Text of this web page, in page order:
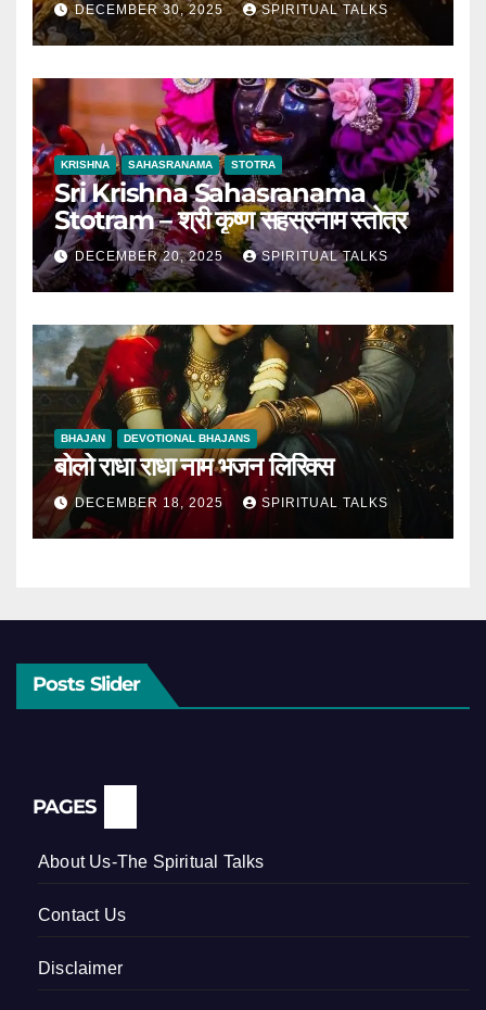
DECEMBER 30, 2025 SPIRITUAL TALKS
KRISHNA SAHASRANAMA STOTRA
Sri Krishna Sahasranama
Stotram – श्री कृष्ण सहस्रनाम स्तोत्र
DECEMBER 20, 2025 SPIRITUAL TALKS
BHAJAN DEVOTIONAL BHAJANS
बोलो राधा राधा नाम भजन लिरिक्स
DECEMBER 18, 2025 SPIRITUAL TALKS
Posts Slider
PAGES
About Us-The Spiritual Talks
Contact Us
Disclaimer